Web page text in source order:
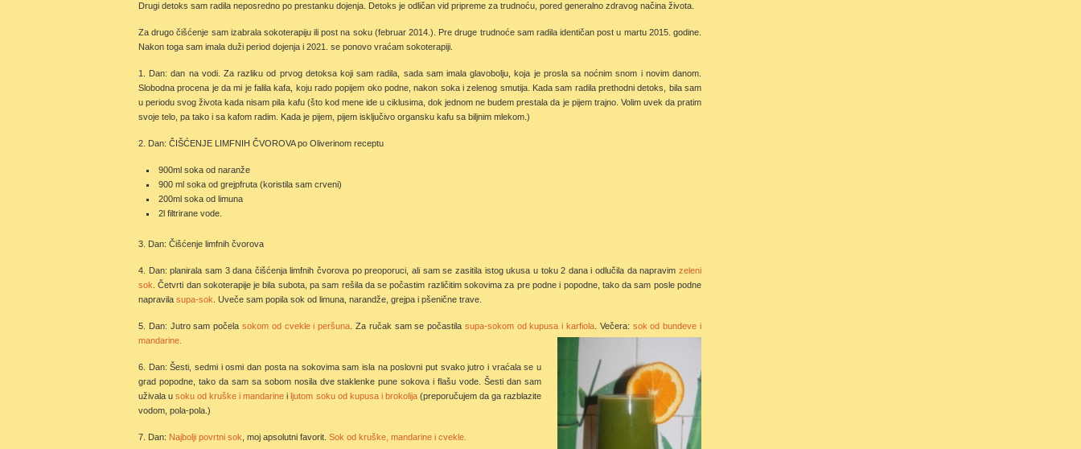
Drugi detoks sam radila neposredno po prestanku dojenja. Detoks je odličan vid pripreme za trudnoću, pored generalno zdravog načina života.
Za drugo čišćenje sam izabrala sokoterapiju ili post na soku (februar 2014.). Pre druge trudnoće sam radila identičan post u martu 2015. godine.
Nakon toga sam imala duži period dojenja i 2021. se ponovo vraćam sokoterapiji.
1. Dan: dan na vodi. Za razliku od prvog detoksa koji sam radila, sada sam imala glavobolju, koja je prosla sa noćnim snom i novim danom.
Slobodna procena je da mi je falila kafa, koju rado popijem oko podne, nakon soka i zelenog smutija. Kada sam radila prethodni detoks, bila sam
u periodu svog života kada nisam pila kafu (što kod mene ide u ciklusima, dok jednom ne budem prestala da je pijem trajno. Volim uvek da pratim
svoje telo, pa tako i sa kafom radim. Kada je pijem, pijem isključivo organsku kafu sa biljnim mlekom.)
2. Dan: ČIŠĆENJE LIMFNIH ČVOROVA po Oliverinom receptu
900ml soka od naranže
900 ml soka od grejpfruta (koristila sam crveni)
200ml soka od limuna
2l filtrirane vode.
3. Dan: Čišćenje limfnih čvorova
4. Dan: planirala sam 3 dana čišćenja limfnih čvorova po preoporuci, ali sam se zasitila istog ukusa u toku 2 dana i odlučila da napravim zeleni
sok . Četvrti dan sokoterapije je bila subota, pa sam rešila da se počastim različitim sokovima za pre podne i popodne, tako da sam posle podne
napravila supa-sok . Uveče sam popila sok od limuna, narandže, grejpa i pšenične trave.
5. Dan: Jutro sam počela sokom od cvekle i peršuna . Za ručak sam se počastila supa-sokom od kupusa i karfiola . Večera: sok od bundeve i
mandarine.
6. Dan: Šesti, sedmi i osmi dan posta na sokovima sam isla na poslovni put svako jutro i vraćala se u
grad popodne, tako da sam sa sobom nosila dve staklenke pune sokova i flašu vode. Šesti dan sam
uživala usoku od kruške i mandarine i ljutom soku od kupusa i brokolija(preporučujem da ga razblazite
vodom, pola-pola.)
7. Dan: Najbolji povrtni sok , moj apsolutni favorit. Sok od kruške, mandarine i cvekle.